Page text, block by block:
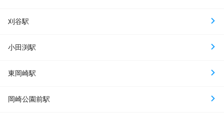
刈谷駅
小田渕駅
東岡崎駅
岡崎公園前駅